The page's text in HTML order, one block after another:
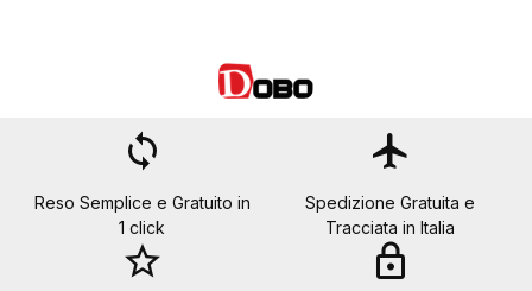
loop
Reso Semplice e Gratuito in
1 click
flight
Spedizione Gratuita e
Tracciata in Italia
star_border lock